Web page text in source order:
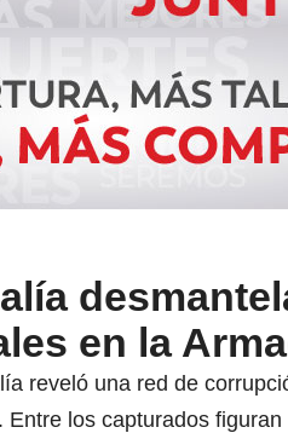
en la
reveló una red de
Entre los capturados